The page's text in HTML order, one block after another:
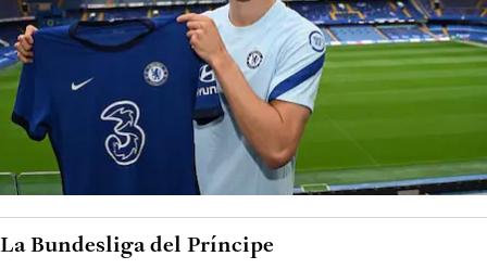
La Bundesliga del Príncipe